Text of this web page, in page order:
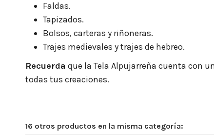
Faldas.
Tapizados.
Bolsos, carteras y riñoneras.
Trajes medievales y trajes de hebreo.
Recuerda que la Tela Alpujarreña cuenta con
todas tus creaciones.
16 otros productos en la misma categoría: